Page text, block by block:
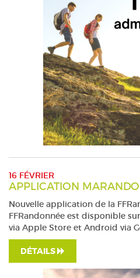
16 FÉVRIER
APPLICATION
Nouvelle application de la
FFRandonnée est disponible
via Apple Store et Android via
DÉTAILS